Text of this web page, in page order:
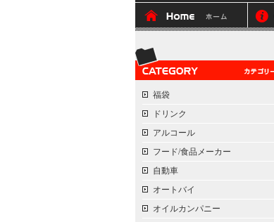
福袋
ドリンク
アルコール
フード/食品メーカー
自動車
オートバイ
オイルカンパニー